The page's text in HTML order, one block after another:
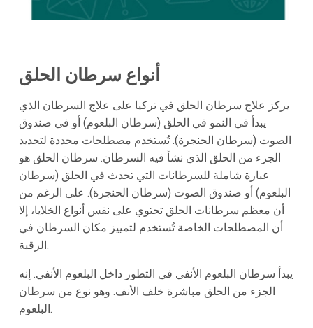
أنواع سرطان الحلق
يركز علاج سرطان الحلق في تركيا على علاج السرطان الذي
يبدأ في النمو في الحلق (سرطان البلعوم) أو في صندوق
الصوت (سرطان الحنجرة). تُستخدم مصطلحات محددة لتحديد
الجزء من الحلق الذي نشأ فيه السرطان. سرطان الحلق هو
عبارة شاملة للسرطانات التي تحدث في الحلق (سرطان
البلعوم) أو صندوق الصوت (سرطان الحنجرة). على الرغم من
أن معظم سرطانات الحلق تحتوي على نفس أنواع الخلايا، إلا
أن المصطلحات الخاصة تُستخدم لتمييز مكان السرطان في
الرقبة.
يبدأ سرطان البلعوم الأنفي في التطور داخل البلعوم الأنفي. إنه
الجزء من الحلق مباشرة خلف الأنف. وهو نوع من سرطان
البلعوم.